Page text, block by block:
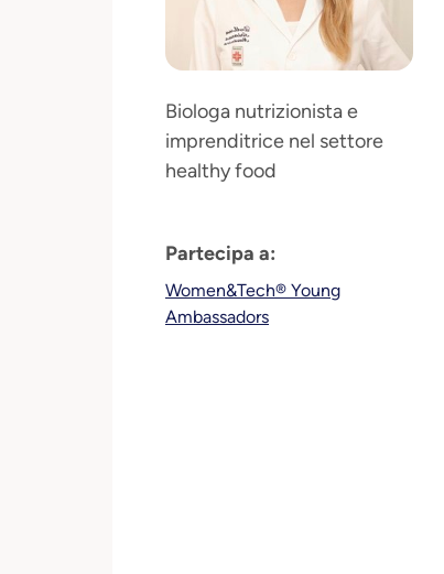
Biologa nutrizionista e
imprenditrice nel settore
healthy food
Partecipa a:
Women&Tech® Young
Ambassadors